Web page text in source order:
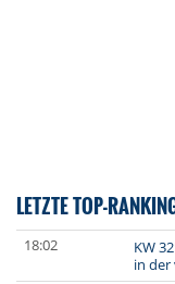
LETZTE TOP-
18:02
KW
in der